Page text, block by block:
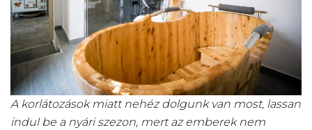
A korlátozások miatt nehéz dolgunk van most, lassan
indul be a nyári szezon, mert az emberek nem